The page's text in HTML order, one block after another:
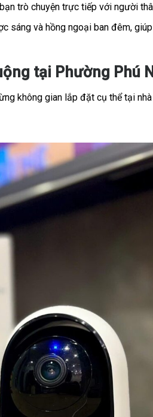
trò chuyện trực tiếp với người
sáng và hồng ngoại ban đêm,
tại Phường Phú
không gian lắp đặt cụ thể tại